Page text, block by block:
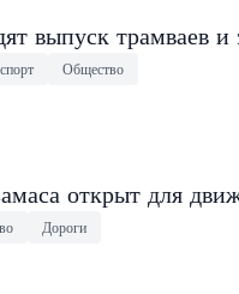
выпуск трамваев и
Общество
открыт для
Дороги